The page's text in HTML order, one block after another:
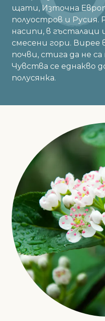
щати, Източна
полуостров и Русия.
насипи, в гъсталаци
смесени гори. Вирее
почви, стига да не
Чувства се еднакво
полусянка.